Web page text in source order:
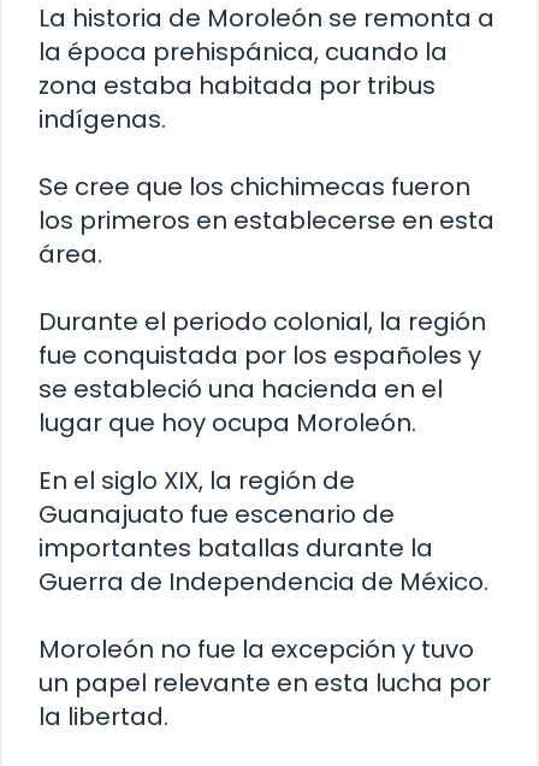
La historia de Moroleón se remonta a
la época prehispánica, cuando la
zona estaba habitada por tribus
indígenas.
Se cree que los chichimecas fueron
los primeros en establecerse en esta
área.
Durante el periodo colonial, la región
fue conquistada por los españoles y
se estableció una hacienda en el
lugar que hoy ocupa Moroleón.
En el siglo XIX, la región de
Guanajuato fue escenario de
importantes batallas durante la
Guerra de Independencia de México.
Moroleón no fue la excepción y tuvo
un papel relevante en esta lucha por
la libertad.